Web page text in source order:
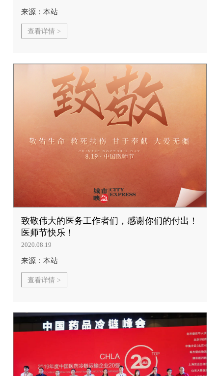
来源：本站
查看详情 >
致敬伟大的医务工作者们，感谢你们的付出！
医师节快乐！
2020.08.19
来源：本站
查看详情 >